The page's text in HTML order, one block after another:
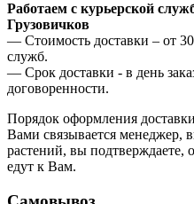
Работаем с курьерской
Грузовичков
— Стоимость доставки – от
служб.
— Срок доставки - в день
договоренности.
Порядок оформления
Вами связывается менеджер,
растений, вы подтверждаете,
едут к Вам.